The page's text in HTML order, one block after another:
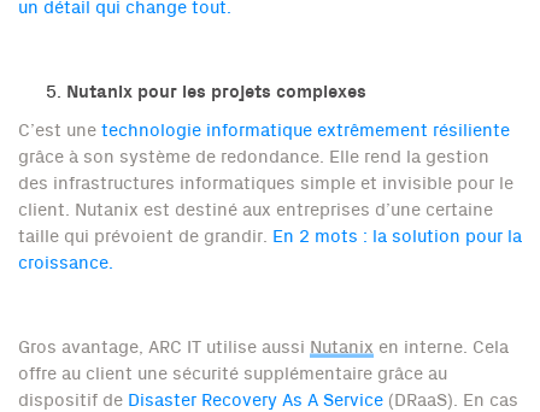
un détail qui change tout.
Nutanix pour les projets complexes
C’est une technologie informatique extrêmement résiliente
grâce à son système de redondance. Elle rend la gestion
des infrastructures informatiques simple et invisible pour le
client. Nutanix est destiné aux entreprises d’une certaine
taille qui prévoient de grandir. En 2 mots : la solution pour la
croissance.
Gros avantage, ARC IT utilise aussi Nutanix en interne. Cela
offre au client une sécurité supplémentaire grâce au
dispositif de Disaster Recovery As A Service (DRaaS). En cas